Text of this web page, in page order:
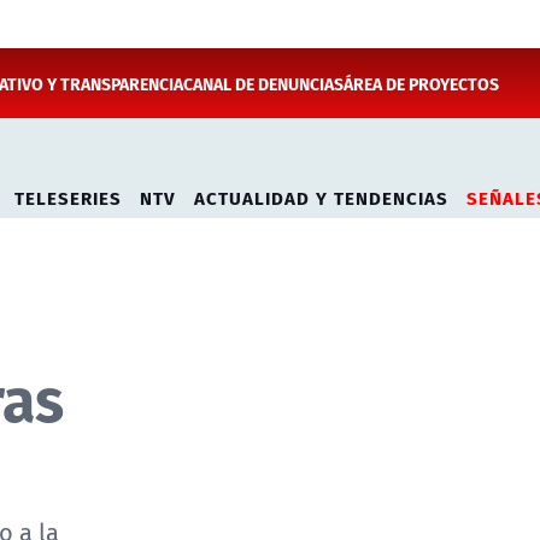
Y TRANSPARENCIACANAL DE DENUNCIASÁREA DE PROYECTOS
TELESERIES NTV ACTUALIDAD Y TENDENCIAS
a la